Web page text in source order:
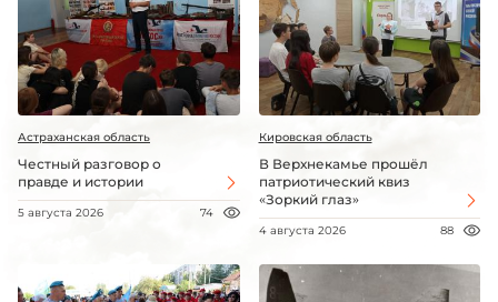
Астраханская область
Честный разговор о
правде и истории
5 августа 2026 74
Кировская область
В Верхнекамье прошёл
патриотический квиз
«Зоркий глаз»
4 августа 2026 88